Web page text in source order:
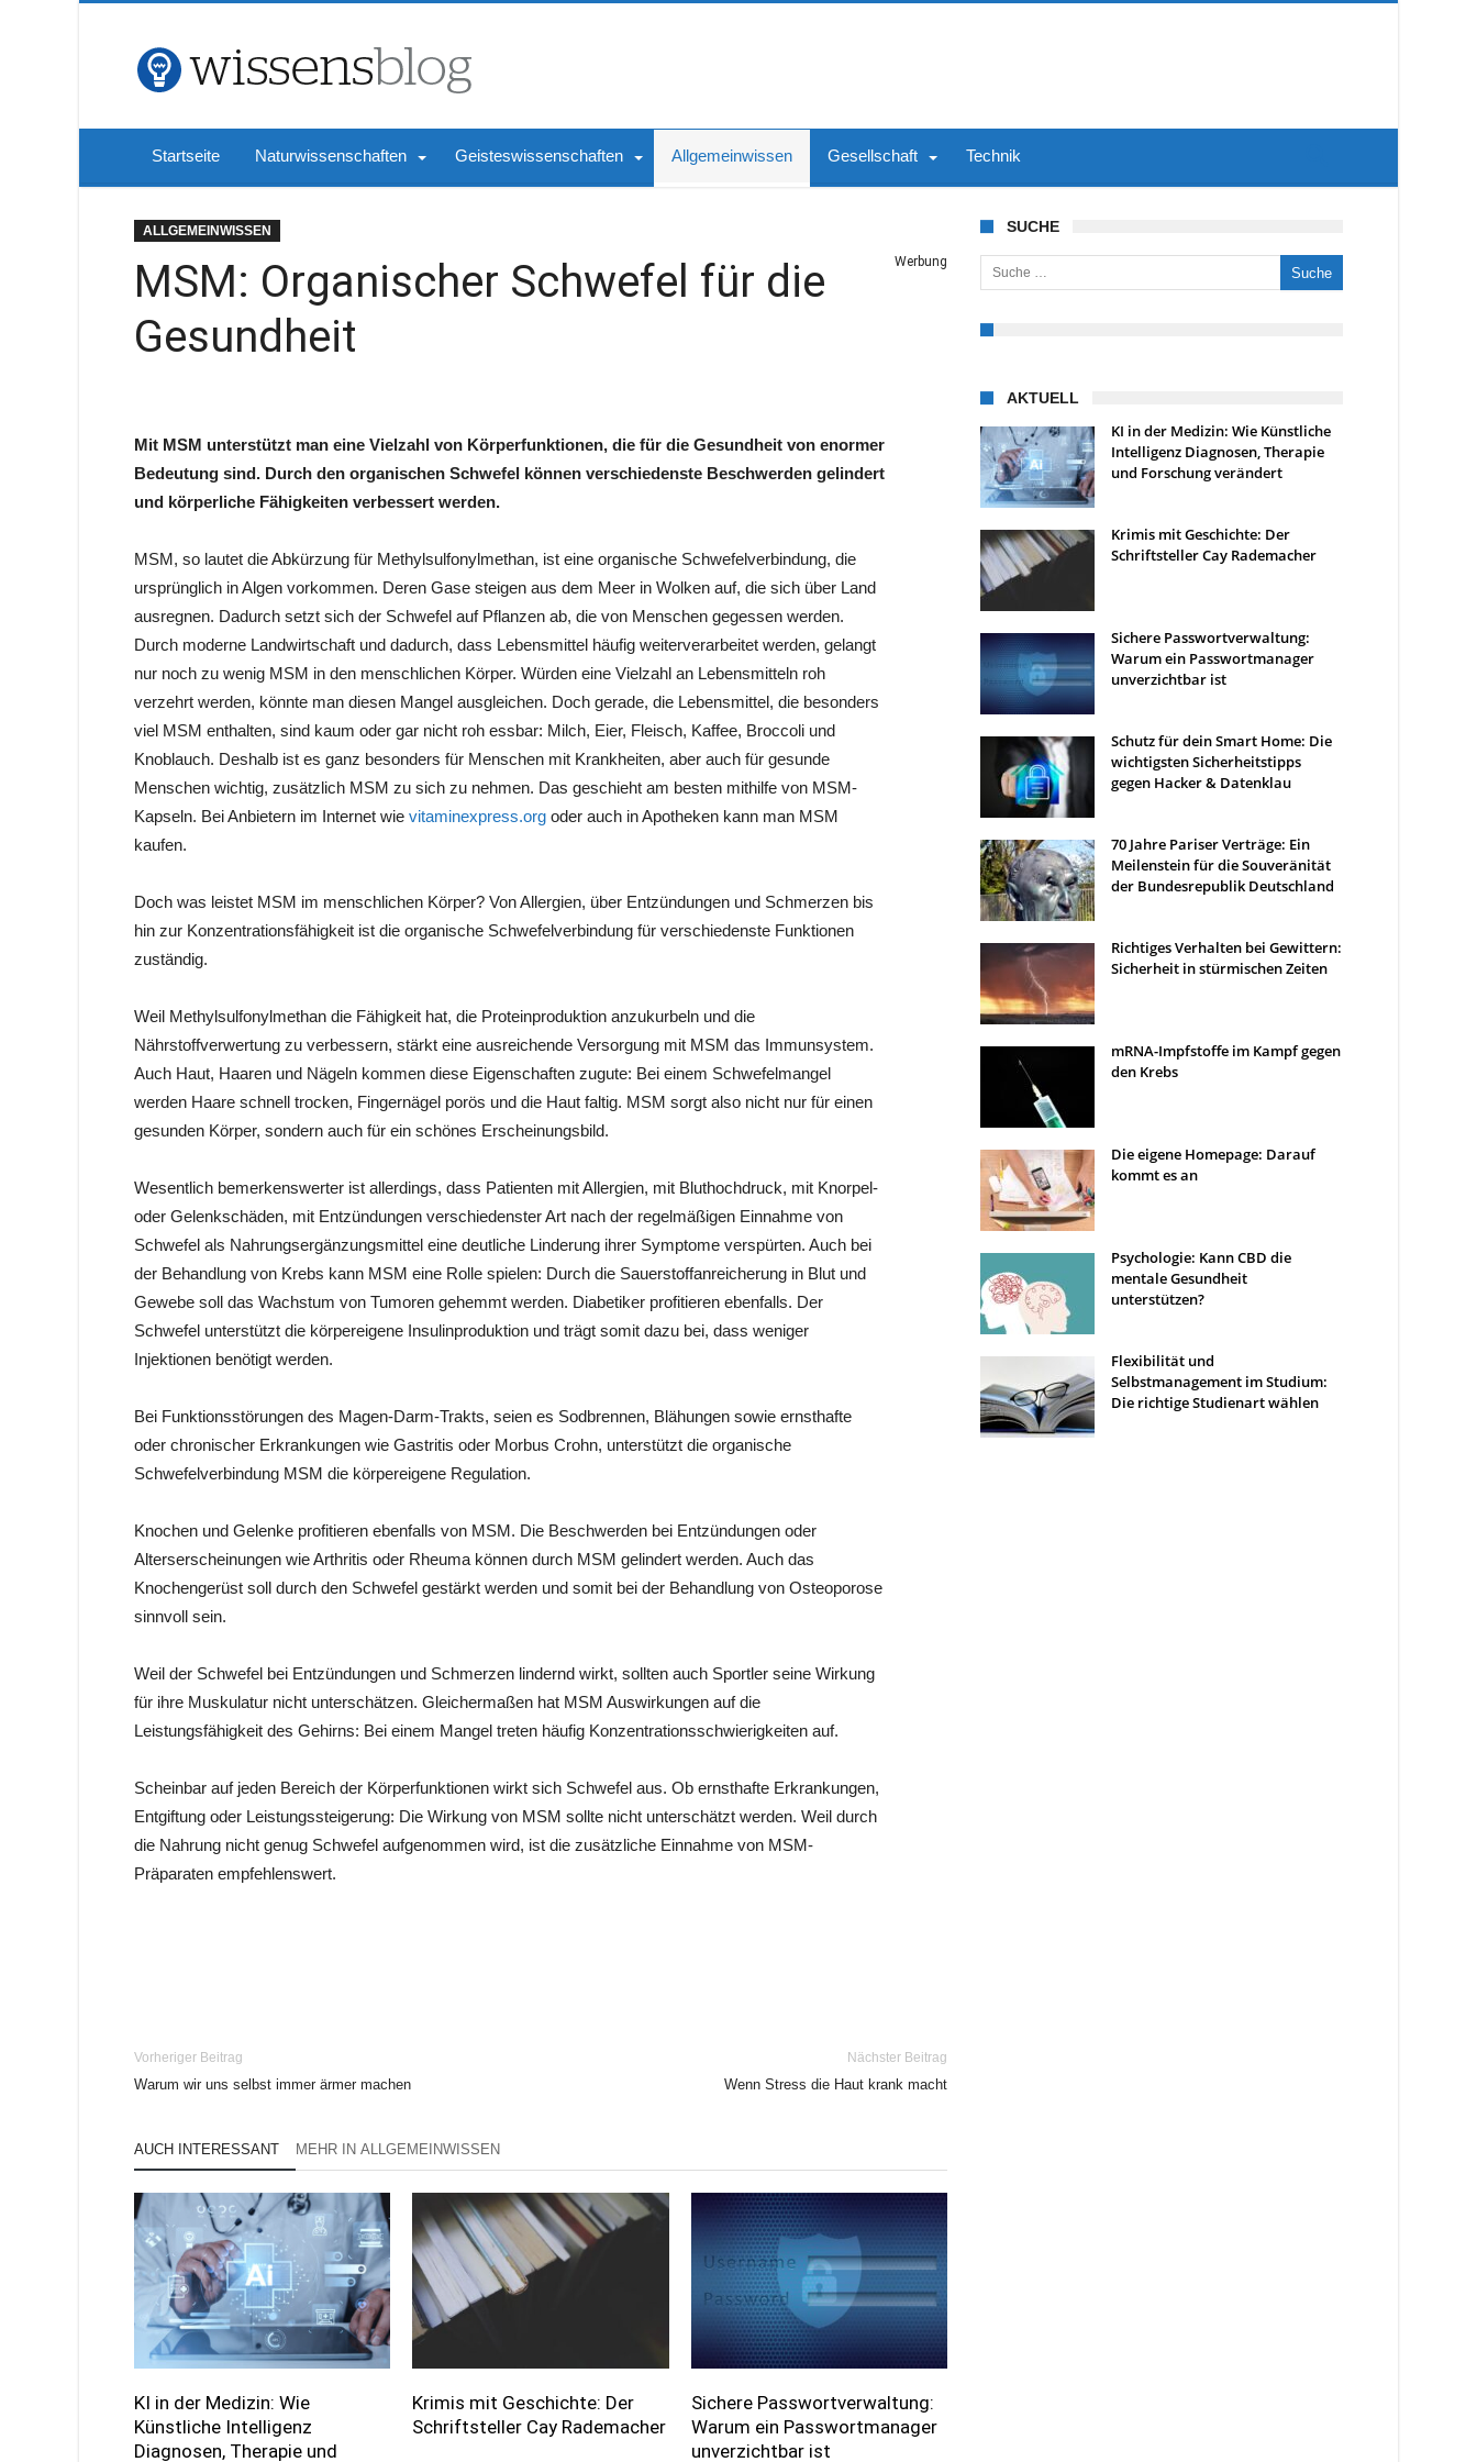
Startseite Naturwissenschaften Geisteswissenschaften Allgemeinwissen Gesellschaft Technik
ALLGEMEINWISSEN
MSM: Organischer Schwefel für die
Gesundheit
Werbung
Mit MSM unterstützt man eine Vielzahl von Körperfunk­tionen, die für die Gesund­heit von enormer
Bedeutung sind. Durch den organischen Schwefel können verschiedenste Beschwerden gelindert
und körperliche Fähigkeiten verbessert werden.
MSM, so lautet die Abkürzung für Methylsulfonylmethan, ist eine organische Schwefelverbindung, die
ursprünglich in Algen vorkommen. Deren Gase steigen aus dem Meer in Wolken auf, die sich über Land
ausregnen. Dadurch setzt sich der Schwefel auf Pflanzen ab, die von Menschen gegessen werden.
Durch moderne Landwirtschaft und dadurch, dass Lebensmittel häufig weiterverarbeitet werden, gelangt
nur noch zu wenig MSM in den menschlichen Körper. Würden eine Vielzahl an Lebensmitteln roh
verzehrt werden, könnte man diesen Mangel ausgleichen. Doch gerade, die Lebensmittel, die besonders
viel MSM enthalten, sind kaum oder gar nicht roh essbar: Milch, Eier, Fleisch, Kaffee, Broccoli und
Knoblauch. Deshalb ist es ganz besonders für Menschen mit Krankheiten, aber auch für gesunde
Menschen wichtig, zusätzlich MSM zu sich zu nehmen. Das geschieht am besten mithilfe von MSM-
Kapseln. Bei Anbietern im Internet wie vitaminexpress.org oder auch in Apotheken kann man MSM
kaufen.
Doch was leistet MSM im menschlichen Körper? Von Allergien, über Entzündungen und Schmerzen bis
hin zur Konzentrationsfähigkeit ist die organische Schwefelverbindung für verschiedenste Funktionen
zuständig.
Weil Methylsulfonylmethan die Fähigkeit hat, die Proteinproduktion anzukurbeln und die
Nährstoffverwertung zu verbessern, stärkt eine ausreichende Versorgung mit MSM das Immunsystem.
Auch Haut, Haaren und Nägeln kommen diese Eigenschaften zugute: Bei einem Schwefelmangel
werden Haare schnell trocken, Fingernägel porös und die Haut faltig. MSM sorgt also nicht nur für einen
gesunden Körper, sondern auch für ein schönes Erscheinungsbild.
Wesentlich bemerkenswerter ist allerdings, dass Patienten mit Allergien, mit Bluthochdruck, mit Knorpel-
oder Gelenkschäden, mit Entzündungen verschiedenster Art nach der regelmäßigen Einnahme von
Schwefel als Nahrungsergänzungsmittel eine deutliche Linderung ihrer Symptome verspürten. Auch bei
der Behandlung von Krebs kann MSM eine Rolle spielen: Durch die Sauerstoffanreicherung in Blut und
Gewebe soll das Wachstum von Tumoren gehemmt werden. Diabetiker profitieren ebenfalls. Der
Schwefel unterstützt die körpereigene Insulinproduktion und trägt somit dazu bei, dass weniger
Injektionen benötigt werden.
Bei Funktionsstörungen des Magen-Darm-Trakts, seien es Sodbrennen, Blähungen sowie ernsthafte
oder chronischer Erkrankungen wie Gastritis oder Morbus Crohn, unterstützt die organische
Schwefelverbindung MSM die körpereigene Regulation.
Knochen und Gelenke profitieren ebenfalls von MSM. Die Beschwerden bei Entzündungen oder
Alterserscheinungen wie Arthritis oder Rheuma können durch MSM gelindert werden. Auch das
Knochengerüst soll durch den Schwefel gestärkt werden und somit bei der Behandlung von Osteoporose
sinnvoll sein.
Weil der Schwefel bei Entzündungen und Schmerzen lindernd wirkt, sollten auch Sportler seine Wirkung
für ihre Muskulatur nicht unterschätzen. Gleichermaßen hat MSM Auswirkungen auf die
Leistungsfähigkeit des Gehirns: Bei einem Mangel treten häufig Konzentrationsschwierigkeiten auf.
Scheinbar auf jeden Bereich der Körperfunktionen wirkt sich Schwefel aus. Ob ernsthafte Erkrankungen,
Entgiftung oder Leistungssteigerung: Die Wirkung von MSM sollte nicht unterschätzt werden. Weil durch
die Nahrung nicht genug Schwefel aufgenommen wird, ist die zusätzliche Einnahme von MSM-
Präparaten empfehlenswert.
Vorheriger Beitrag
Warum wir uns selbst immer ärmer machen
Nächster Beitrag
Wenn Stress die Haut krank macht
AUCH INTERESSANT MEHR IN ALLGEMEINWISSEN
KI in der Medizin: Wie
Künstliche Intelligenz
Diagnosen, Therapie und
Krimis mit Geschichte: Der
Schriftsteller Cay Rademacher
Sichere Passwortverwaltung:
Warum ein Passwortmanager
unverzichtbar ist
SUCHE
Suche nach:
AKTUELL
KI in der Medizin: Wie Künstliche
Intelligenz Diagnosen, Therapie
und Forschung verändert
Krimis mit Geschichte: Der
Schriftsteller Cay Rademacher
Sichere Passwortverwaltung:
Warum ein Passwortmanager
unverzichtbar ist
Schutz für dein Smart Home: Die
wichtigsten Sicherheitstipps
gegen Hacker & Datenklau
70 Jahre Pariser Verträge: Ein
Meilenstein für die Souveränität
der Bundesrepublik Deutschland
Richtiges Verhalten bei Gewittern:
Sicherheit in stürmischen Zeiten
mRNA-Impfstoffe im Kampf gegen
den Krebs
Die eigene Homepage: Darauf
kommt es an
Psychologie: Kann CBD die
mentale Gesundheit
unterstützen?
Flexibilität und
Selbstmanagement im Studium:
Die richtige Studienart wählen